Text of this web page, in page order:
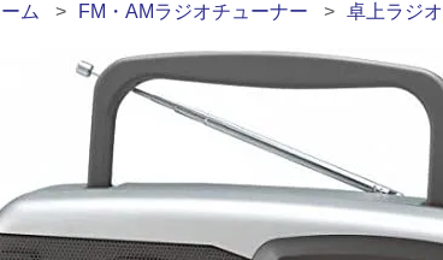
ム FM・AMラジオチューナー 卓上ラジオ